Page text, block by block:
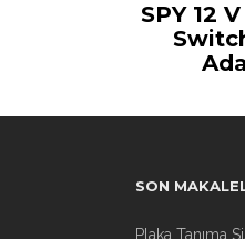
SPY 12
SON
Plaka Tanıma